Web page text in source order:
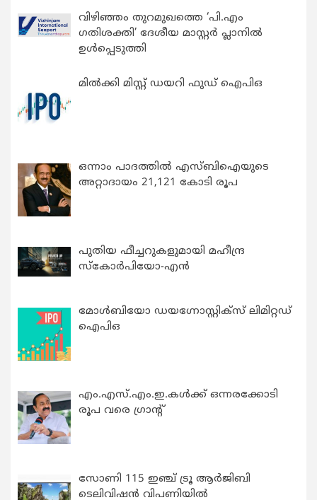
വിഴിഞ്ഞം തുറമുഖത്തെ ‘പി.എം
ഗതിശക്തി’ ദേശീയ മാസ്റ്റർ പ്ലാനിൽ
ഉൾപ്പെടുത്തി
മിൽക്കി മിസ്റ്റ് ഡയറി ഫുഡ് ഐപിഒ
ഒന്നാം പാദത്തിൽ എസ്ബിഐയുടെ
അറ്റാദായം 21,121 കോടി രൂപ
പുതിയ ഫീച്ചറുകളുമായി മഹീന്ദ്ര
സ്കോർപിയോ-എൻ
മോൾബിയോ ഡയഗ്നോസ്റ്റിക്സ് ലിമിറ്റഡ്
ഐപിഒ
എം.എസ്.എം.ഇ.കൾക്ക് ഒന്നരക്കോടി
രൂപ വരെ ഗ്രാന്റ്
സോണി 115 ഇഞ്ച് ട്രൂ ആർജിബി
ടെലിവിഷൻ വിപണിയിൽ